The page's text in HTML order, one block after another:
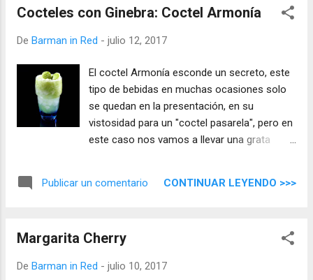
Cocteles con Ginebra: Coctel Armonía
De Barman in Red - julio 12, 2017
El coctel Armonía esconde un secreto, este
tipo de bebidas en muchas ocasiones solo
se quedan en la presentación, en su
vistosidad para un "coctel pasarela", pero en
este caso nos vamos a llevar una grata
lo primero que nos sorprende es lo
para disfrutar una gran mezcla.
Publicar un comentario CONTINUAR LEYENDO >>>
Margarita Cherry
De Barman in Red - julio 10, 2017